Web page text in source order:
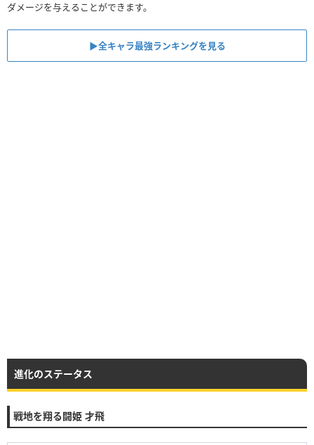
ダメージを与えることができます。
▶全キャラ最強ランキングを見る
進化のステータス
戦地を翔る闘姫 才飛